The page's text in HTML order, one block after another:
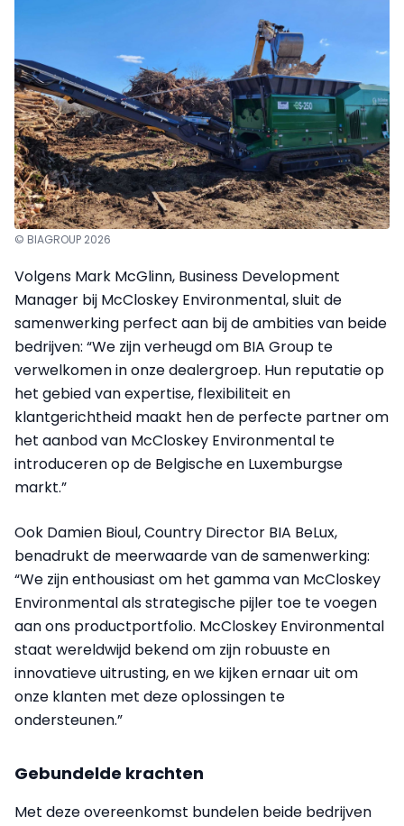
© BIAGROUP 2026
Volgens Mark McGlinn, Business Development
Manager bij McCloskey Environmental, sluit de
samenwerking perfect aan bij de ambities van beide
bedrijven: “We zijn verheugd om BIA Group te
verwelkomen in onze dealergroep. Hun reputatie op
het gebied van expertise, flexibiliteit en
klantgerichtheid maakt hen de perfecte partner om
het aanbod van McCloskey Environmental te
introduceren op de Belgische en Luxemburgse
markt.”
Ook Damien Bioul, Country Director BIA BeLux,
benadrukt de meerwaarde van de samenwerking:
“We zijn enthousiast om het gamma van McCloskey
Environmental als strategische pijler toe te voegen
aan ons productportfolio. McCloskey Environmental
staat wereldwijd bekend om zijn robuuste en
innovatieve uitrusting, en we kijken ernaar uit om
onze klanten met deze oplossingen te
ondersteunen.”
Gebundelde krachten
Met deze overeenkomst bundelen beide bedrijven